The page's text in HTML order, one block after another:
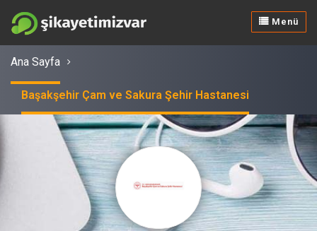
Menü
Ana Sayfa
Başakşehir Çam ve Sakura Şehir Hastanesi